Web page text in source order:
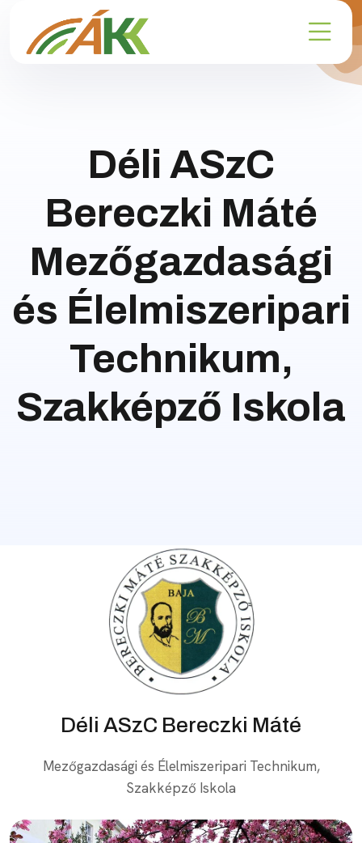
Déli ASzC
Bereczki Máté
Mezőgazdasági
és Élelmiszeripari
Technikum,
Szakképző Iskola
Déli ASzC Bereczki Máté
Mezőgazdasági és Élelmiszeripari Technikum,
Szakképző Iskola